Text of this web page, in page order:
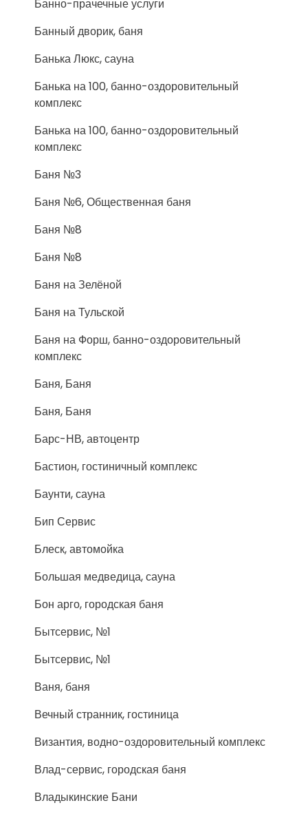
Банно-прачечные услуги
Банный дворик, баня
Банька Люкс, сауна
Банька на 100, банно-оздоровительный
комплекс
Банька на 100, банно-оздоровительный
комплекс
Баня №3
Баня №6, Общественная баня
Баня №8
Баня №8
Баня на Зелёной
Баня на Тульской
Баня на Форш, банно-оздоровительный
комплекс
Баня, Баня
Баня, Баня
Барс-НВ, автоцентр
Бастион, гостиничный комплекс
Баунти, сауна
Бип Сервис
Блеск, автомойка
Большая медведица, сауна
Бон арго, городская баня
Бытсервис, №1
Бытсервис, №1
Ваня, баня
Вечный странник, гостиница
Византия, водно-оздоровительный комплекс
Влад-сервис, городская баня
Владыкинские Бани